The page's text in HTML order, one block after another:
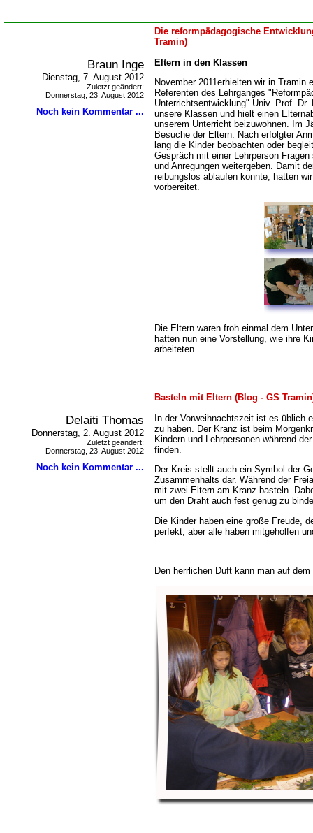
Die reformpädagogische
Tramin)
Braun Inge
Dienstag, 7. August 2012
Zuletzt geändert:
Donnerstag, 23. August 2012
Noch kein Kommentar ...
Eltern in den Klassen
November 2011erhielten wir in Tramin
Referenten des Lehrganges
Unterrichtsentwicklung" Univ. Prof.
unsere Klassen und hielt einen
unserem Unterricht beizuwohnen. Im
Besuche der Eltern. Nach erfolgter
lang die Kinder beobachten oder
Gespräch mit einer Lehrperson
und Anregungen weitergeben. Damit
reibungslos ablaufen konnte, hatten
vorbereitet.
Die Eltern waren froh einmal dem
hatten nun eine Vorstellung, wie ihre
arbeiteten.
Basteln mit Eltern (Blog - GS
Delaiti Thomas
Donnerstag, 2. August 2012
Zuletzt geändert:
Donnerstag, 23. August 2012
Noch kein Kommentar ...
In der Vorweihnachtszeit ist es üblich
zu haben. Der Kranz ist beim
Kindern und Lehrpersonen während
finden.
Der Kreis stellt auch ein Symbol der
Zusammenhalts dar. Während der
mit zwei Eltern am Kranz basteln.
um den Draht auch fest genug zu
Die Kinder haben eine große Freude,
perfekt, aber alle haben mitgeholfen
Den herrlichen Duft kann man auf